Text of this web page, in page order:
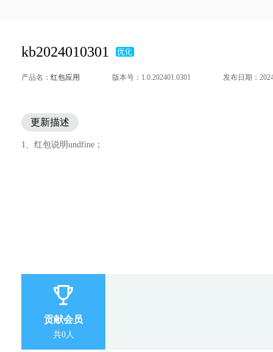
kb2024010301
产品名： 红包应用 版本号：1.0.202401.0301 发布日期：
更新描述
1、红包说明undfine；
贡献会员
共0人